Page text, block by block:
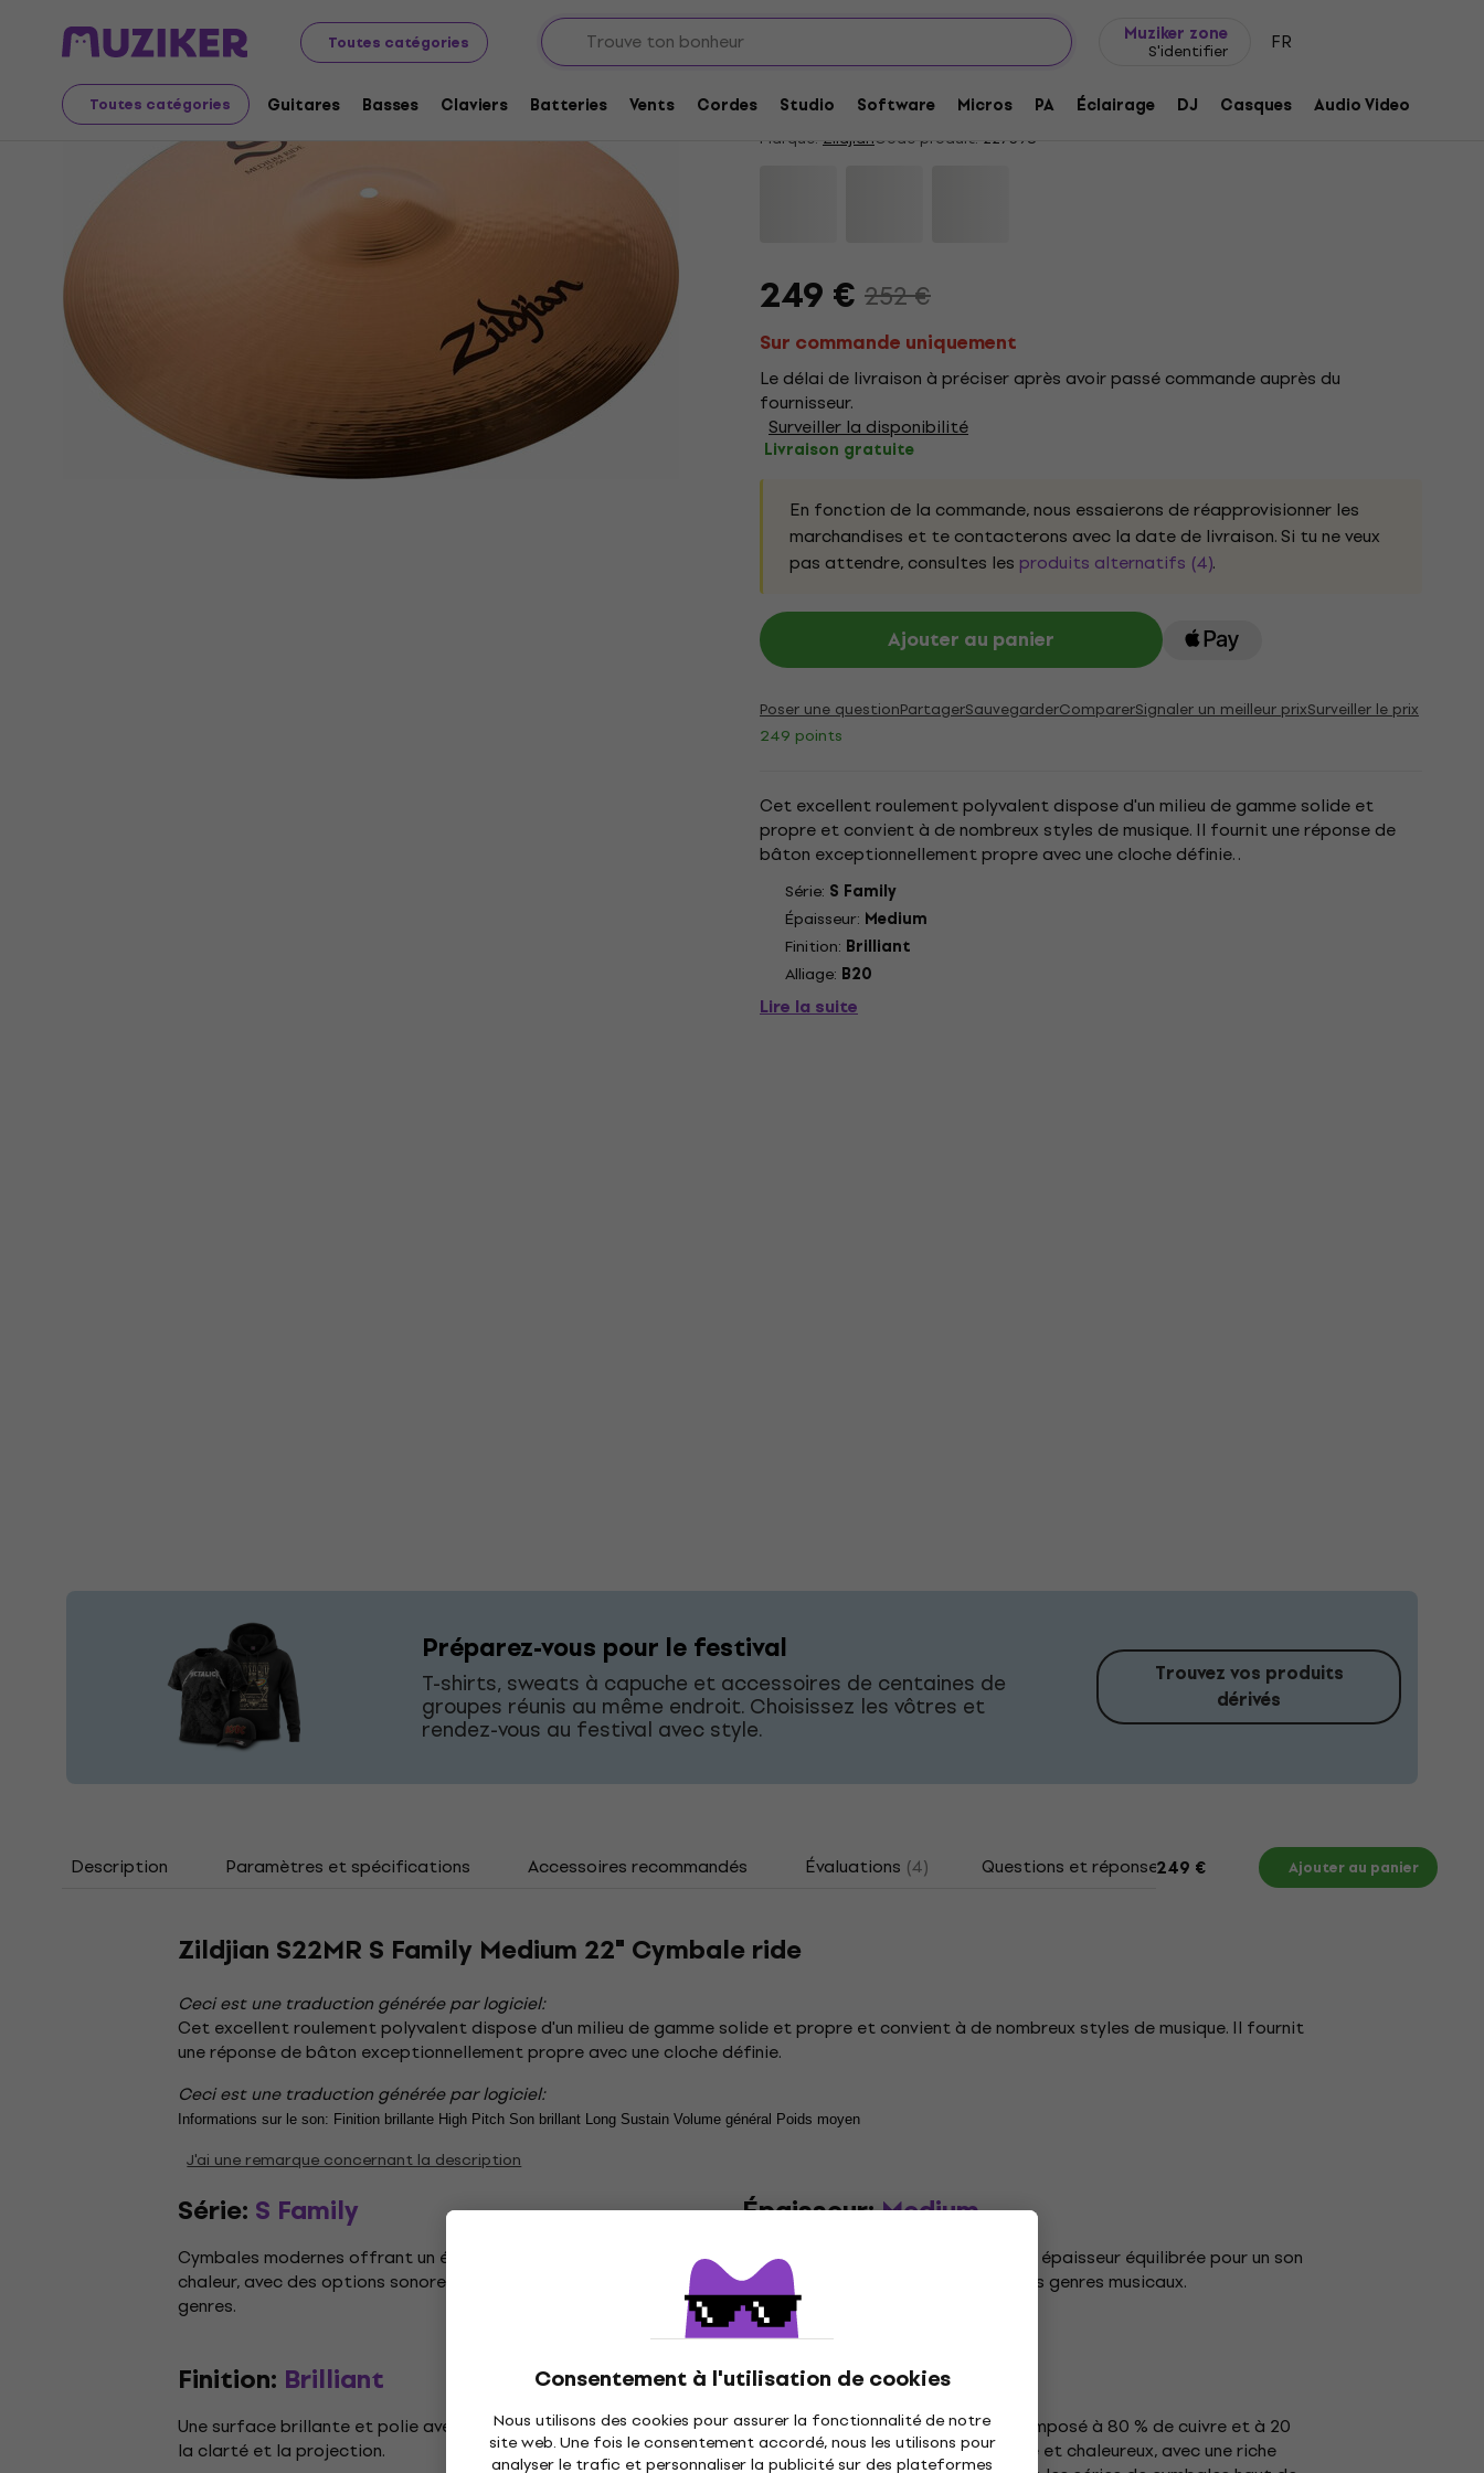
Toutes catégories
Muziker zone
S'identifier FR
Toutes catégories Guitares Basses Claviers Batteries Vents Cordes Studio Software Micros PA Éclairage DJ Casques Audio Video
Consentement à l'utilisation de cookies
Nous utilisons des cookies pour assurer la fonctionnalité de notre
site web. Une fois le consentement accordé, nous les utilisons pour
analyser le trafic et personnaliser la publicité sur des plateformes
Instruments de musique Batteries Cymbales Cymbales ride
Zildjian S22MR S Family Medium 22" Cymbale ride
4,75/5 4 x noté
Marque: ZildjianCode produit: 227398
249 € 252 €
Sur commande uniquement
Le délai de livraison à préciser après avoir passé commande auprès du
fournisseur.
Surveiller la disponibilité
Livraison gratuite
En fonction de la commande, nous essaierons de réapprovisionner les
marchandises et te contacterons avec la date de livraison. Si tu ne veux
pas attendre, consultes les produits alternatifs (4).
Ajouter au panier
Poser une questionPartagerSauvegarderComparerSignaler un meilleur prixSurveiller le prix
249 points
Cet excellent roulement polyvalent dispose d'un milieu de gamme solide et
propre et convient à de nombreux styles de musique. Il fournit une réponse de
bâton exceptionnellement propre avec une cloche définie. .
Série: S Family
Épaisseur: Medium
Finition: Brilliant
Alliage: B20
Lire la suite
Préparez-vous pour le festival
T-shirts, sweats à capuche et accessoires de centaines de
groupes réunis au même endroit. Choisissez les vôtres et
rendez-vous au festival avec style.
Trouvez vos produits
dérivés
Description Paramètres et spécifications Accessoires recommandés Évaluations (4) Questions et réponses Documents
249 € Ajouter au panier
Zildjian S22MR S Family Medium 22" Cymbale ride
Ceci est une traduction générée par logiciel:
Cet excellent roulement polyvalent dispose d'un milieu de gamme solide et propre et convient à de nombreux styles de musique. Il fournit
une réponse de bâton exceptionnellement propre avec une cloche définie.
Ceci est une traduction générée par logiciel:
Informations sur le son: Finition brillante High Pitch Son brillant Long Sustain Volume général Poids moyen
J'ai une remarque concernant la description
Série: S Family
Cymbales modernes offrant un équilibre parfait entre brillance et
chaleur, avec des options sonores polyvalentes. Adaptées à divers
genres.
Épaisseur:Medium
Les cymbales moyennes offrent une épaisseur équilibrée pour un son
polyvalent. Elles conviennent à divers genres musicaux.
Finition: Brilliant
Une surface brillante et polie avec une brillance élevée qui améliore
la clarté et la projection.
Alliage:B20
Cet alliage de haute qualité est composé à 80 % de cuivre et à 20
% d'étain. Il produit un son complexe et chaleureux, avec une riche